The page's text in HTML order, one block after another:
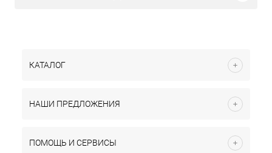
КАТАЛОГ
НАШИ ПРЕДЛОЖЕНИЯ
ПОМОЩЬ И СЕРВИСЫ